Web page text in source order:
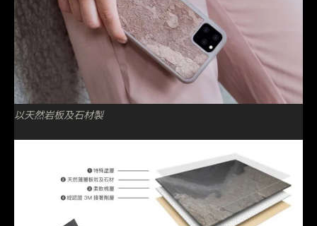
以天然岩板及石材製